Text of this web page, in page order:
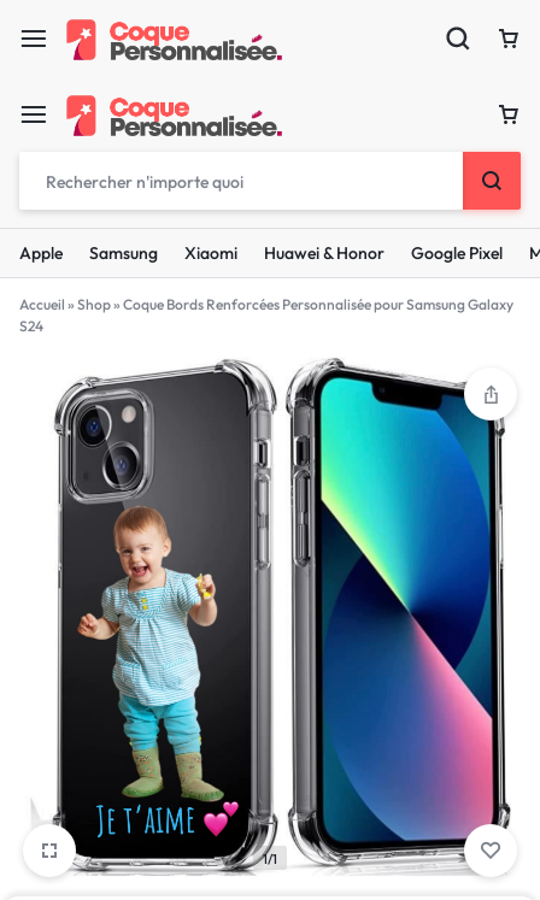
Apple Samsung Xiaomi Huawei & Honor Google Pixel
Accueil » Shop» Coque Bords Renforcées Personnalisée pour Samsung Galaxy
S24
1/1